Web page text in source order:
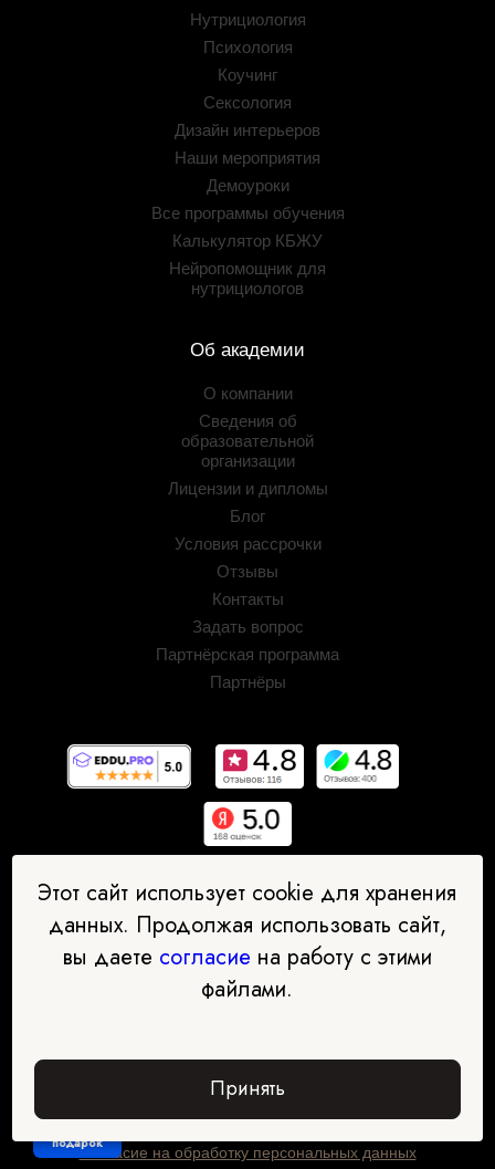
подарок
Нутрициология
Психология
Коучинг
Сексология
Дизайн интерьеров
Наши мероприятия
Демоуроки
Все программы обучения
Калькулятор КБЖУ
Нейропомощник для
нутрициологов
Об академии
О компании
Сведения об
образовательной
организации
Лицензии и дипломы
Блог
Условия рассрочки
Отзывы
Контакты
Задать вопрос
Партнёрская программа
Партнёры
ООО "Международная академия дополнительного
профессионального образования"
ИНН: 7734432085 ОГРН: 1197746745635
Согласие на обработку персональных данных
Этот сайт использует cookie для хранения
данных. Продолжая использовать сайт,
вы даете согласие на работу с этими
файлами.
Принять